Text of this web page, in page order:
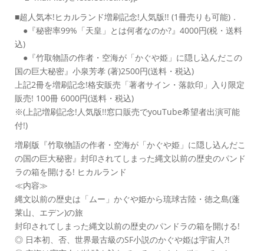
■超人気本!ヒカルランド増刷記念!人気版!! (1冊売りも可能)．
●『秘密率99%「天皇」とは何者なのか?』4000円(税・送料
込)
●『竹取物語の作者・空海が「かぐや姫」に隠し込んだこの
国の巨大秘密』小泉芳孝 (著)2500円(送料・税込)
上記2冊を増刷記念!格安販売「著者サイン・落款印」入り限定
販売! 100冊 6000円(送料・税込)
※(上記増刷記念!人気版!!窓口販売でyouTube希望者出演可能
付!)
増刷版『竹取物語の作者・空海が「かぐや姫」に隠し込んだこ
の国の巨大秘密』封印されてしまった縄文以前の歴史のパンド
ラの箱を開ける! ヒカルランド
≪内容≫
縄文以前の歴史は「ムー」かぐや姫から琉球古陸・徳之島(蓬
莱山、エデン)の旅
封印されてしまった縄文以前の歴史のパンドラの箱を開ける!
◎ 日本初、否、世界最古級のSF小説のかぐや姫は宇宙人?!